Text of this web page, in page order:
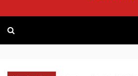
我的里
REGINA